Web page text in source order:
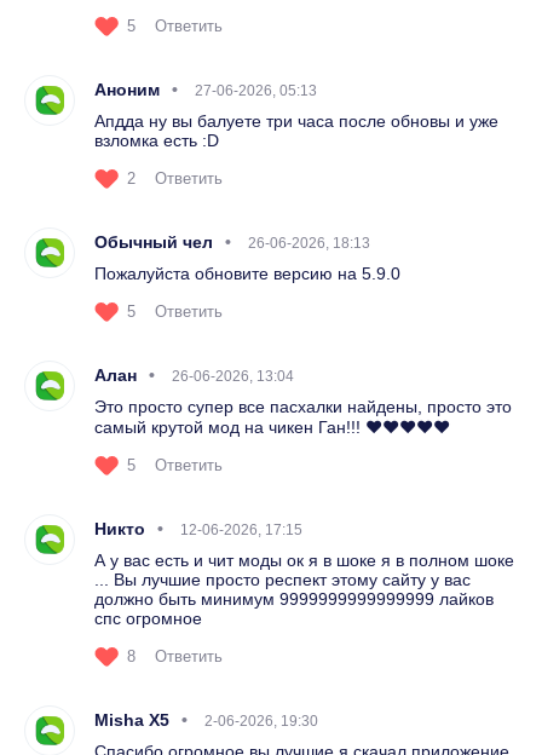
5 Ответить
Аноним 27-06-2026, 05:13
Апдда ну вы балуете три часа после обновы и уже
взломка есть :D
2 Ответить
Обычный чел 26-06-2026, 18:13
Пожалуйста обновите версию на 5.9.0
5 Ответить
Алан 26-06-2026, 13:04
Это просто супер все пасхалки найдены, просто это
самый крутой мод на чикен Ган!!! ❤️❤️❤️❤️❤️
5 Ответить
Никто 12-06-2026, 17:15
А у вас есть и чит моды ок я в шоке я в полном шоке
... Вы лучшие просто респект этому сайту у вас
должно быть минимум 9999999999999999 лайков
спс огромное
8 Ответить
Misha X5 2-06-2026, 19:30